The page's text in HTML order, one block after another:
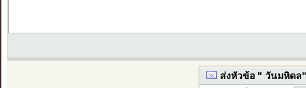
ส่งหัวข้อ " วันมหิดล"